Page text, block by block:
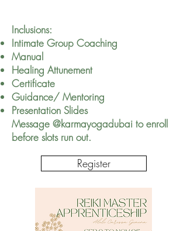
Inclusions:
Intimate Group Coaching
Manual
Healing Attunement
Certificate
Guidance/ Mentoring
Presentation Slides
Message @karmayogadubai to enroll
before slots run out.
Register